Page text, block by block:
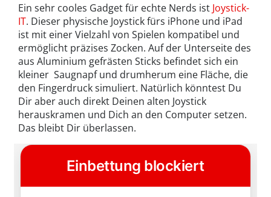
Ein sehr cooles Gadget für echte Nerds ist Joystick-
IT. Dieser physische Joystick fürs iPhone und iPad
ist mit einer Vielzahl von Spielen kompatibel und
ermöglicht präzises Zocken. Auf der Unterseite des
aus Aluminium gefrästen Sticks befindet sich ein
kleiner Saugnapf und drumherum eine Fläche, die
den Fingerdruck simuliert. Natürlich könntest Du
Dir aber auch direkt Deinen alten Joystick
herauskramen und Dich an den Computer setzen.
Das bleibt Dir überlassen.